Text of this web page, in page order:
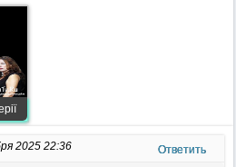
2025 22:36 Ответить